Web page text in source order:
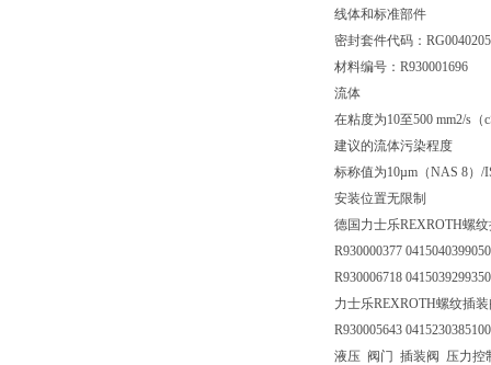
线体和标准部件
密封套件代码：
材料编号：R930001696
流体
在粘度为10至500 mm2/s
建议的流体污染程度
标称值为10µm（NAS 8）/
安装位置无限制
德国力士乐REXROTH螺
R930000377
R930006718
力士乐REXROTH螺纹插
R930005643
液压 阀门 插装阀 压力控